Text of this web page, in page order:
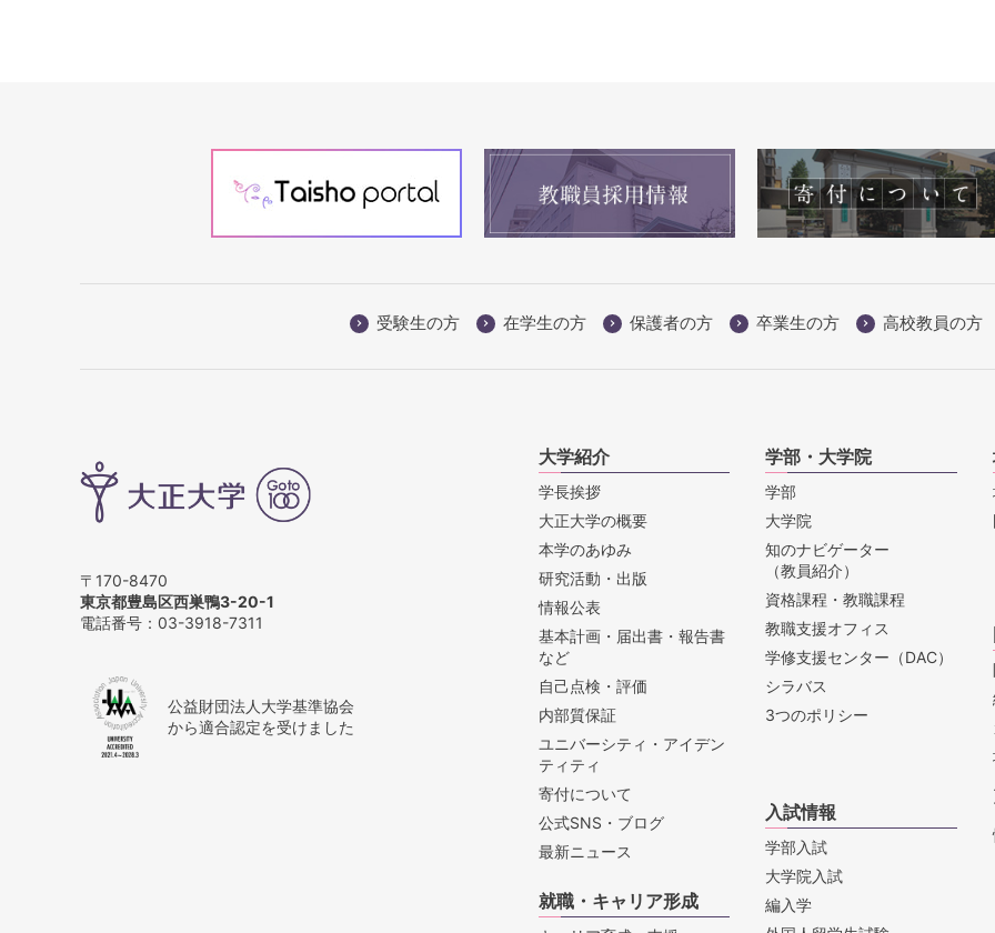
受験生の方 在学生の方 保護者の方 卒業生の方 高校教員の方
〒170-8470
東京都豊島区西巣鴨3-20-1
電話番号： 03-3918-7311
公益財団法人大学基準協会
から適合認定を受けました
大学紹介
学長挨拶
大正大学の概要
本学のあゆみ
研究活動・出版
情報公表
基本計画・届出書・報告書
など
自己点検・評価
内部質保証
ユニバーシティ・アイデン
ティティ
寄付について
公式SNS・ブログ
最新ニュース
学部・大学院
学部
大学院
知のナビゲーター
（教員紹介）
資格課程・教職課程
教職支援オフィス
学修支援センター（DAC）
シラバス
3つのポリシー
就職・キャリア形成
入試情報
学部入試
大学院入試
編入学